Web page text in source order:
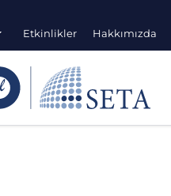
Etkinlikler Hakkımızda